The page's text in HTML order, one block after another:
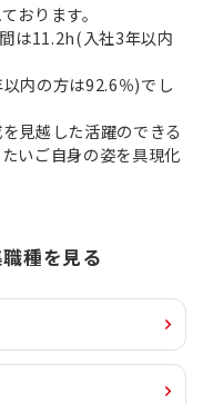
おります。
11.2h(入社3年以内
内の方は92.6％)でし
見越した活躍のできる
いご自身の姿を具現化
種を見る